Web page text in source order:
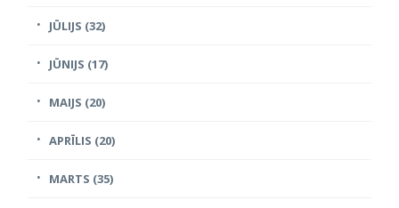
JŪLIJS (32)
JŪNIJS (17)
MAIJS (20)
APRĪLIS (20)
MARTS (35)